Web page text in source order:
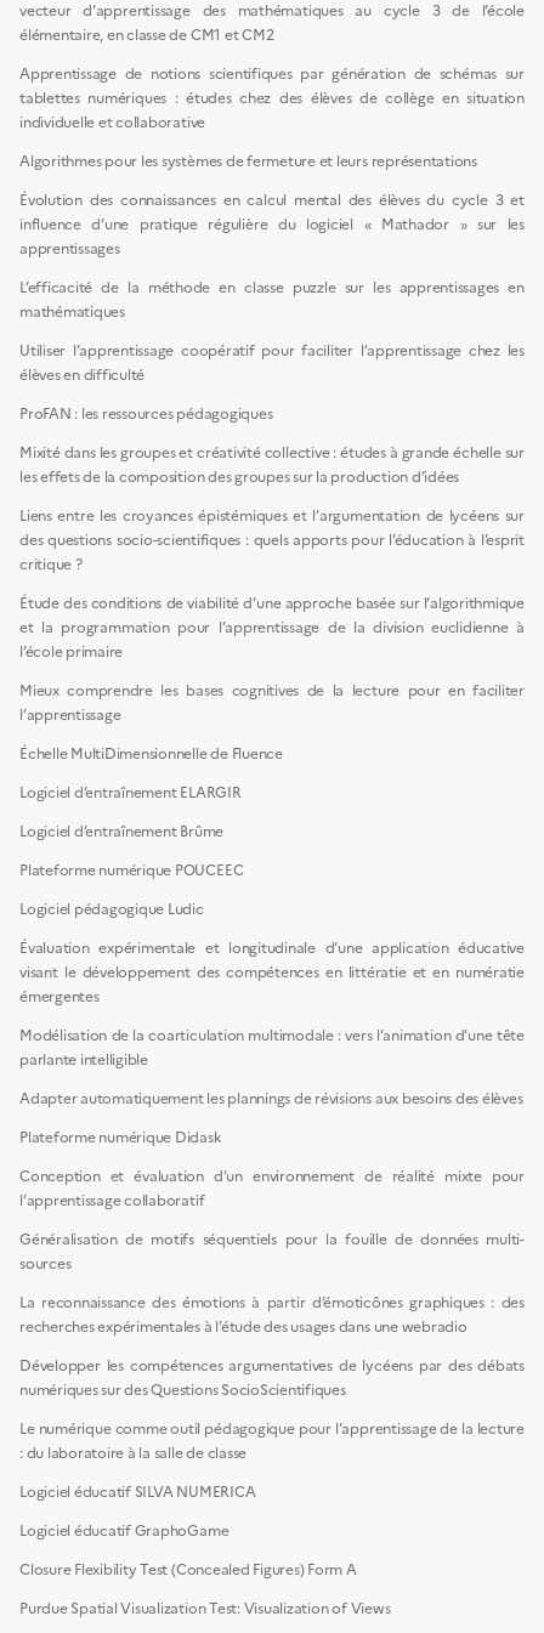
vecteur d’apprentissage des mathématiques au cycle 3 de l’école
élémentaire, en classe de CM1 et CM2
Apprentissage de notions scientifiques par génération de schémas sur
tablettes numériques : études chez des élèves de collège en situation
individuelle et collaborative
Algorithmes pour les systèmes de fermeture et leurs représentations
Évolution des connaissances en calcul mental des élèves du cycle 3 et
influence d’une pratique régulière du logiciel « Mathador » sur les
apprentissages
L’efficacité de la méthode en classe puzzle sur les apprentissages en
mathématiques
Utiliser l’apprentissage coopératif pour faciliter l’apprentissage chez les
élèves en difficulté
ProFAN : les ressources pédagogiques
Mixité dans les groupes et créativité collective : études à grande échelle sur
les effets de la composition des groupes sur la production d’idées
Liens entre les croyances épistémiques et l’argumentation de lycéens sur
des questions socio-scientifiques : quels apports pour l’éducation à l’esprit
critique ?
Étude des conditions de viabilité d’une approche basée sur l’algorithmique
et la programmation pour l’apprentissage de la division euclidienne à
l’école primaire
Mieux comprendre les bases cognitives de la lecture pour en faciliter
l’apprentissage
Échelle MultiDimensionnelle de Fluence
Logiciel d’entraînement ELARGIR
Logiciel d’entraînement Brûme
Plateforme numérique POUCEEC
Logiciel pédagogique Ludic
Évaluation expérimentale et longitudinale d’une application éducative
visant le développement des compétences en littératie et en numératie
émergentes
Modélisation de la coarticulation multimodale : vers l’animation d’une tête
parlante intelligible
Adapter automatiquement les plannings de révisions aux besoins des élèves
Plateforme numérique Didask
Conception et évaluation d’un environnement de réalité mixte pour
l’apprentissage collaboratif
Généralisation de motifs séquentiels pour la fouille de données multi-
sources
La reconnaissance des émotions à partir d’émoticônes graphiques : des
recherches expérimentales à l’étude des usages dans une webradio
Développer les compétences argumentatives de lycéens par des débats
numériques sur des Questions SocioScientifiques
Le numérique comme outil pédagogique pour l’apprentissage de la lecture
: du laboratoire à la salle de classe
Logiciel éducatif SILVA NUMERICA
Logiciel éducatif GraphoGame
Closure Flexibility Test (Concealed Figures) Form A
Purdue Spatial Visualization Test: Visualization of Views